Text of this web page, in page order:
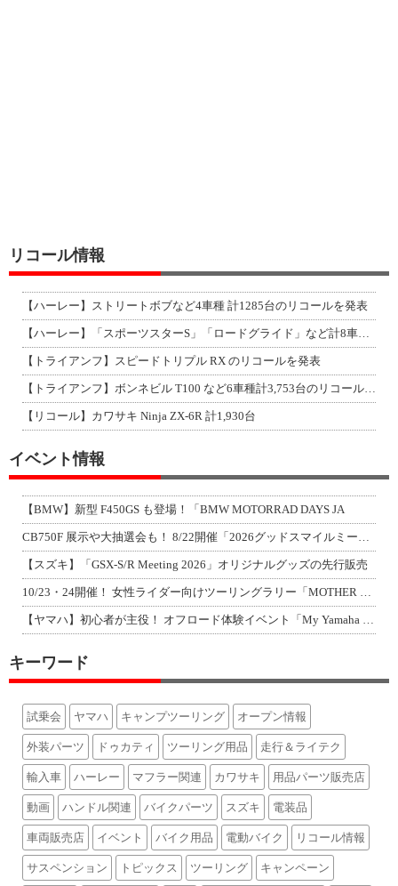
リコール情報
【ハーレー】ストリートボブなど4車種 計1285台のリコールを発表
【ハーレー】「スポーツスターS」「ロードグライド」など計8車種のリコールを発表
【トライアンフ】スピードトリプル RX のリコールを発表
【トライアンフ】ボンネビル T100 など6車種計3,753台のリコールを発表
【リコール】カワサキ Ninja ZX-6R 計1,930台
イベント情報
【BMW】新型 F450GS も登場！「BMW MOTORRAD DAYS JA
CB750F 展示や大抽選会も！ 8/22開催「2026グッドスマイルミーティン
【スズキ】「GSX-S/R Meeting 2026」オリジナルグッズの先行販売
10/23・24開催！ 女性ライダー向けツーリングラリー「MOTHER LAKE
【ヤマハ】初心者が主役！ オフロード体験イベント「My Yamaha off-r
キーワード
試乗会 ヤマハ キャンプツーリング オープン情報
外装パーツ ドゥカティ ツーリング用品 走行＆ライテク
輸入車 ハーレー マフラー関連 カワサキ 用品パーツ販売店
動画 ハンドル関連 バイクパーツ スズキ 電装品
車両販売店 イベント バイク用品 電動バイク リコール情報
サスペンション トピックス ツーリング キャンペーン